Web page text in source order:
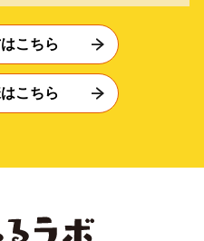
こちら
こちら